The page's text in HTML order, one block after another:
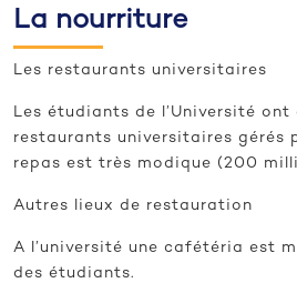
La nourriture
Les restaurants universitaires
Les étudiants de l’Université ont
restaurants universitaires gérés
repas est très modique (200
Autres lieux de restauration
A l’université une cafétéria est
des étudiants.